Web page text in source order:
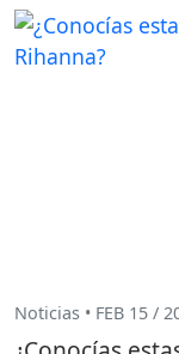
Noticias • FEB 15 /